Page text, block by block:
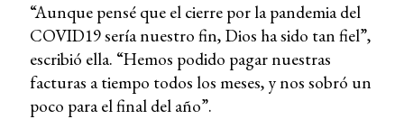
“Aunque pensé que el cierre por la pandemia del
COVID19 sería nuestro fin, Dios ha sido tan fiel”,
escribió ella. “Hemos podido pagar nuestras
facturas a tiempo todos los meses, y nos sobró un
poco para el final del año”.